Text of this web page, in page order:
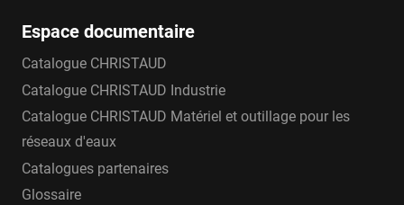
Espace documentaire
Catalogue CHRISTAUD
Catalogue CHRISTAUD Industrie
Catalogue CHRISTAUD Matériel et outillage pour les
réseaux d'eaux
Catalogues partenaires
Glossaire